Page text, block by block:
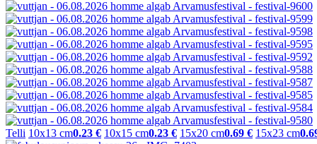
Telli 10x13 cm0.23 € 10x15 cm0.23 € 15x20 cm0.69 € 15x23 cm